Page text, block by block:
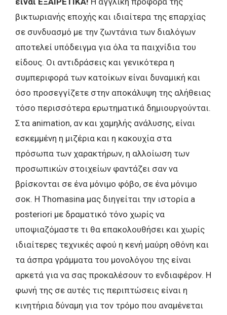
βικτωριανής εποχής και ιδιαίτερα της επαρχίας
σε συνδυασμό με την ζωντάνια των διαλόγων
αποτελεί υπόδειγμα για όλα τα παιχνίδια του
είδους. Οι αντιδράσεις και γενικότερα η
συμπεριφορά των κατοίκων είναι δυναμική και
όσο προσεγγίζετε στην αποκάλυψη της αλήθειας
τόσο περισσότερα ερωτηματικά δημιουργούνται.
Στα animation, αν και χαμηλής ανάλυσης, είναι
εσκεμμένη η μιζέρια και η κακουχία στα
πρόσωπα των χαρακτήρων, η αλλοίωση των
προσωπικών στοιχείων φαντάζει σαν να
βρίσκονται σε ένα μόνιμο φόβο, σε ένα μόνιμο
σοκ. Η Thomasina μας διηγείται την ιστορία a
posteriori με δραματικό τόνο χωρίς να
υποψιαζόμαστε τι θα επακολουθήσει και χωρίς
ιδιαίτερες τεχνικές αφού η κενή μαύρη οθόνη και
τα άσπρα γράμματα του μονολόγου της είναι
αρκετά για να σας προκαλέσουν το ενδιαφέρον. Η
φωνή της σε αυτές τις περιπτώσεις είναι η
κινητήρια δύναμη για τον τρόμο που αναμένεται